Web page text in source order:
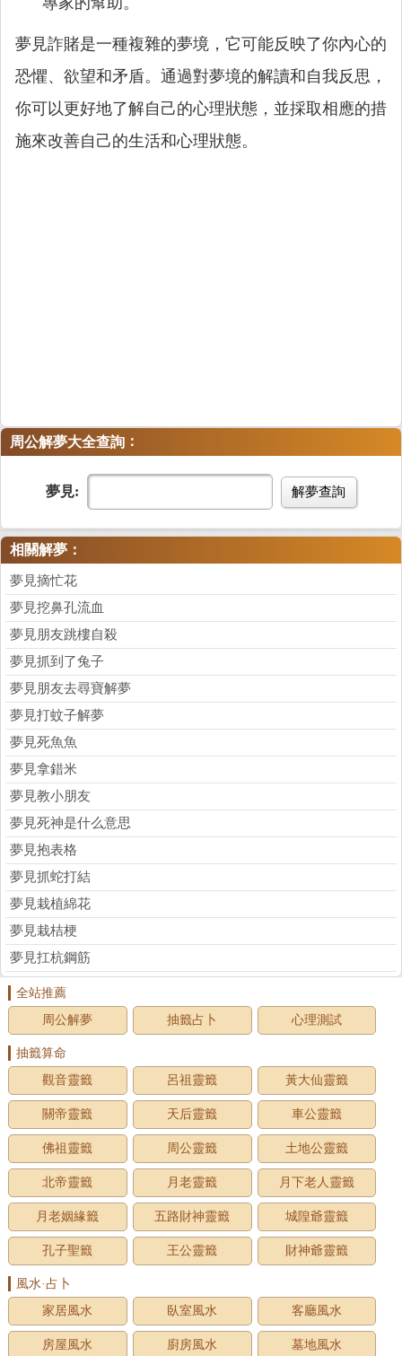
夢見詐賭是一種複雜的夢境，它可能反映了你內心的
恐懼、欲望和矛盾。通過對夢境的解讀和自我反思，
你可以更好地了解自己的心理狀態，並採取相應的措
施來改善自己的生活和心理狀態。
周公解夢大全查詢 ：
夢見: 解夢查詢
相關解夢：
夢見摘忙花
夢見挖鼻孔流血
夢見朋友跳樓自殺
夢見抓到了兔子
夢見朋友去尋寶解夢
夢見打蚊子解夢
夢見死魚魚
夢見拿錯米
夢見教小朋友
夢見死神是什么意思
夢見抱表格
夢見抓蛇打結
夢見栽植綿花
夢見栽桔梗
夢見扛杭鋼筋
全站推薦
周公解夢
抽籤占卜 心理測試
抽籤算命
觀音靈籤
呂祖靈籤 黃大仙靈籤
關帝靈籤 天后靈籤 車公靈籤
佛祖靈籤 周公靈籤 土地公靈籤
北帝靈籤 月老靈籤 月下老人靈籤
月老姻緣籤 五路財神靈籤 城隍爺靈籤
孔子聖籤 王公靈籤 財神爺靈籤
風水·占卜
家居風水
臥室風水 客廳風水
房屋風水 廚房風水 墓地風水